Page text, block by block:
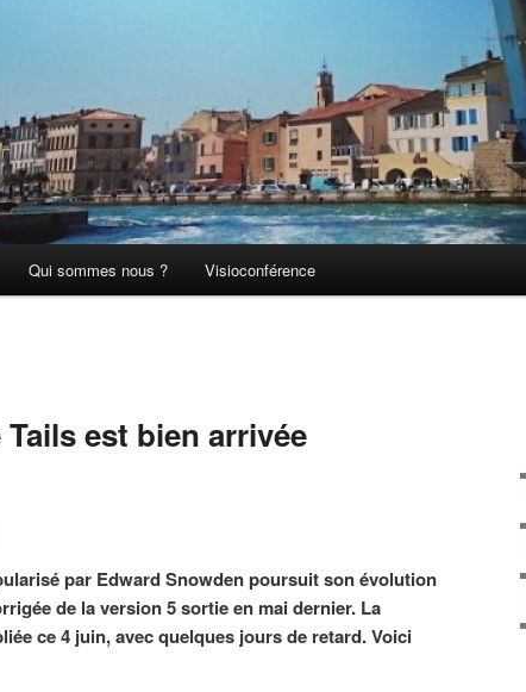
Qui sommes nous ? Visioconférence
est bien arrivée
par Edward Snowden poursuit son évolution
de la version 5 sortie en mai dernier. La
ce 4 juin, avec quelques jours de retard. Voici